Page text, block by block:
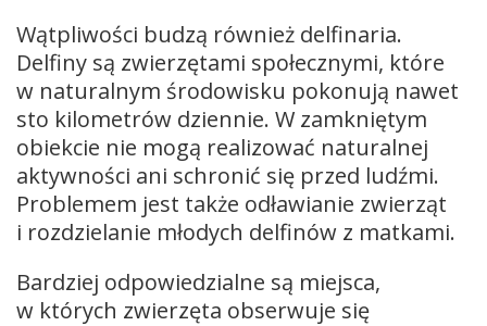
Wątpliwości budzą również delfinaria.
Delfiny są zwierzętami społecznymi, które
w naturalnym środowisku pokonują nawet
sto kilometrów dziennie. W zamkniętym
obiekcie nie mogą realizować naturalnej
aktywności ani schronić się przed ludźmi.
Problemem jest także odławianie zwierząt
i rozdzielanie młodych delfinów z matkami.
Bardziej odpowiedzialne są miejsca,
w których zwierzęta obserwuje się